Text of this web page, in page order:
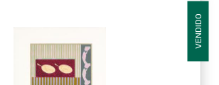
VENDIDO